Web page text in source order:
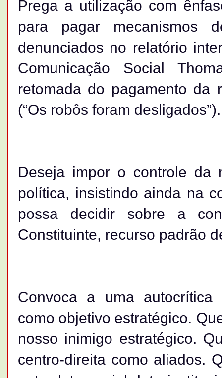
Prega a utilização com
para pagar mecanismos
denunciados no relatório
Comunicação Social
retomada do pagamento da
(“Os robôs foram desligados”).
Deseja impor o controle da
política, insistindo ainda na
possa decidir sobre a
Constituinte, recurso padrão
Convoca a uma autocrítica
como objetivo estratégico.
nosso inimigo estratégico.
centro-direita como aliados.